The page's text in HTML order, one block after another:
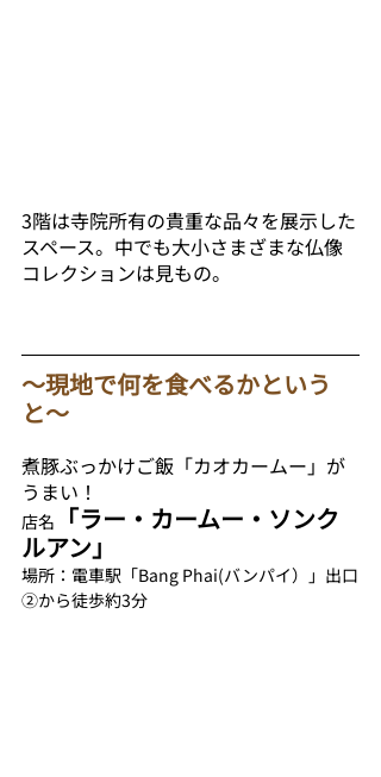
3階は寺院所有の貴重な品々を展示した
スペース。中でも大小さまざまな仏像
コレクションは見もの。
〜現地で何を食べるかという
と〜
煮豚ぶっかけご飯「カオカームー」が
うまい！
店名
「ラー・カームー・ソンク
ルアン」
場所：電車駅「Bang Phai(バンパイ）」出口
②から徒歩約3分